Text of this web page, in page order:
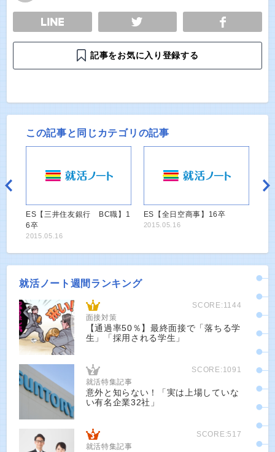
TWEET
記事をお気に入り登録する
この記事と同じカテゴリの記事
ES【三井住友銀行 BC職】1
6卒
2015.05.16
ES【全日空商事】16卒
2015.05.16
就活ノート週間ランキング
SCORE:1144
面接対策
【通過率50％】最終面接で「落ちる学
生」「採用される学生」
SCORE:1091
就活特集記事
意外と知らない！「実は上場していな
い有名企業32社」
SCORE:517
就活特集記事